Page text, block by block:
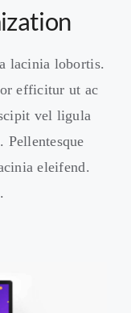
lacinia lobortis.
efficitur ut ac
vel ligula
eleifend.